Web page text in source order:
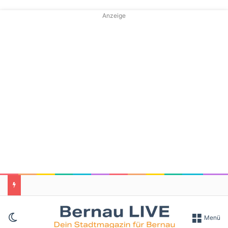
Anzeige
Skin umschalten Menü